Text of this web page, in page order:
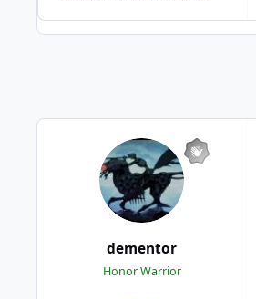
dementor
Honor Warrior